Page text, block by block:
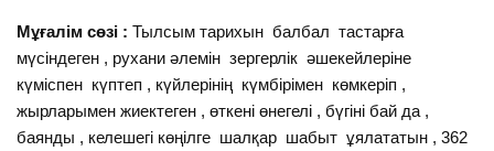
Мұғалім сөзі : Тылсым тарихын балбал тастарға
мүсіндеген , рухани әлемін зергерлік әшекейлеріне
күміспен күптеп , күйлерінің күмбірімен көмкеріп ,
жырларымен жиектеген , өткені өнегелі , бүгіні бай да ,
баянды , келешегі көңілге шалқар шабыт ұялататын , 362